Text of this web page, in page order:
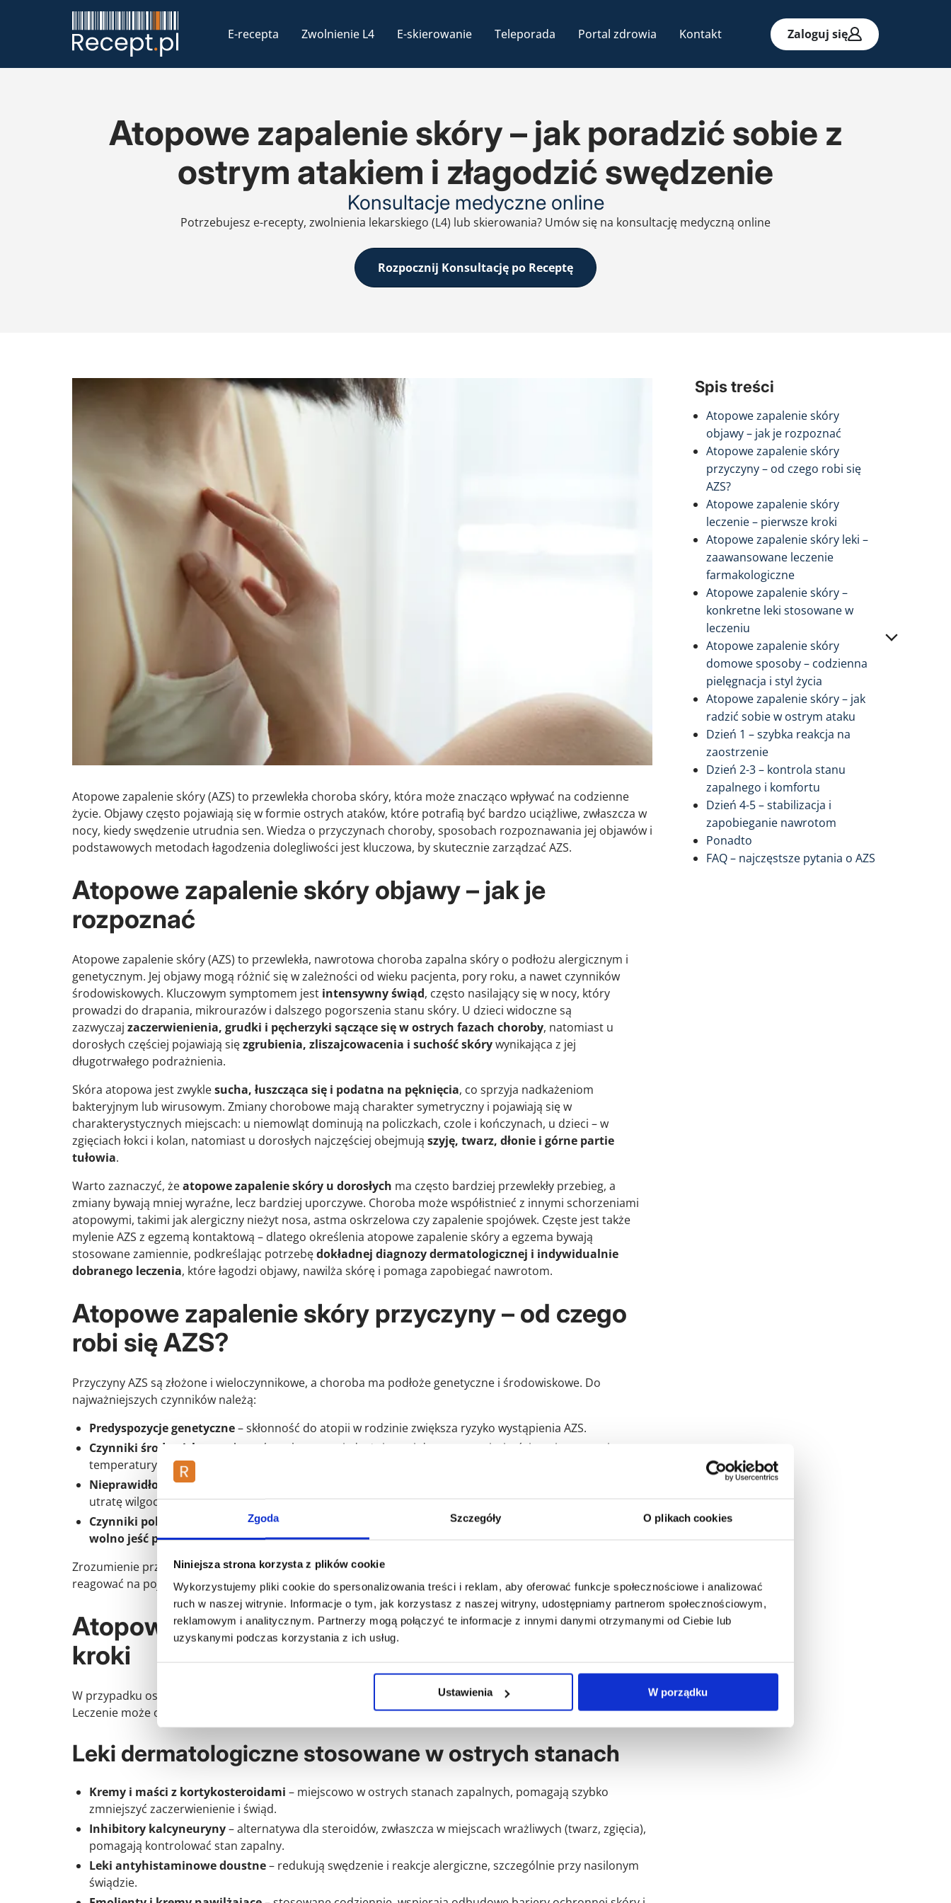
Zgoda Szczegóły O plikach cookies
Niniejsza strona korzysta z plików cookie
Wykorzystujemy pliki cookie do spersonalizowania treści i reklam, aby oferować funkcje społecznościowe i analizować
ruch w naszej witrynie. Informacje o tym, jak korzystasz z naszej witryny, udostępniamy partnerom społecznościowym,
reklamowym i analitycznym. Partnerzy mogą połączyć te informacje z innymi danymi otrzymanymi od Ciebie lub
uzyskanymi podczas korzystania z ich usług.
Ustawienia W porządku
E-recepta Zwolnienie L4 E-skierowanie Teleporada Portal zdrowia Kontakt Zaloguj się
Atopowe zapalenie skóry – jak poradzić sobie z
ostrym atakiem i złagodzić swędzenie
Konsultacje medyczne online
Potrzebujesz e-recepty, zwolnienia lekarskiego (L4) lub skierowania? Umów się na konsultację medyczną online
Rozpocznij Konsultację po Receptę
Spis treści
Atopowe zapalenie skóry
objawy – jak je rozpoznać
Atopowe zapalenie skóry
przyczyny – od czego robi się
AZS?
Atopowe zapalenie skóry
leczenie – pierwsze kroki
Atopowe zapalenie skóry leki –
zaawansowane leczenie
farmakologiczne
Atopowe zapalenie skóry –
konkretne leki stosowane w
leczeniu
Atopowe zapalenie skóry
domowe sposoby – codzienna
pielęgnacja i styl życia
Atopowe zapalenie skóry – jak
radzić sobie w ostrym ataku
Dzień 1 – szybka reakcja na
zaostrzenie
Dzień 2-3 – kontrola stanu
zapalnego i komfortu
Dzień 4-5 – stabilizacja i
zapobieganie nawrotom
Ponadto
FAQ – najczęstsze pytania o AZS
Atopowe zapalenie skóry (AZS) to przewlekła choroba skóry, która może znacząco wpływać na codzienne
życie. Objawy często pojawiają się w formie ostrych ataków, które potrafią być bardzo uciążliwe, zwłaszcza w
nocy, kiedy swędzenie utrudnia sen. Wiedza o przyczynach choroby, sposobach rozpoznawania jej objawów i
podstawowych metodach łagodzenia dolegliwości jest kluczowa, by skutecznie zarządzać AZS.
Atopowe zapalenie skóry objawy – jak je
rozpoznać
Atopowe zapalenie skóry (AZS) to przewlekła, nawrotowa choroba zapalna skóry o podłożu alergicznym i
genetycznym. Jej objawy mogą różnić się w zależności od wieku pacjenta, pory roku, a nawet czynników
środowiskowych. Kluczowym symptomem jest intensywny świąd, często nasilający się w nocy, który
prowadzi do drapania, mikrourazów i dalszego pogorszenia stanu skóry. U dzieci widoczne są
zazwyczaj zaczerwienienia, grudki i pęcherzyki sączące się w ostrych fazach choroby, natomiast u
dorosłych częściej pojawiają sięzgrubienia, zliszajcowacenia i suchość skórywynikająca z jej
długotrwałego podrażnienia.
Skóra atopowa jest zwyklesucha, łuszcząca się i podatna na pęknięcia, co sprzyja nadkażeniom
bakteryjnym lub wirusowym. Zmiany chorobowe mają charakter symetryczny i pojawiają się w
charakterystycznych miejscach: u niemowląt dominują na policzkach, czole i kończynach, u dzieci – w
zgięciach łokci i kolan, natomiast u dorosłych najczęściej obejmują szyję, twarz, dłonie i górne partie
tułowia.
Warto zaznaczyć, żeatopowe zapalenie skóry u dorosłych ma często bardziej przewlekły przebieg, a
zmiany bywają mniej wyraźne, lecz bardziej uporczywe. Choroba może współistnieć z innymi schorzeniami
atopowymi, takimi jak alergiczny nieżyt nosa, astma oskrzelowa czy zapalenie spojówek. Częste jest także
mylenie AZS z egzemą kontaktową – dlatego określenia atopowe zapalenie skóry a egzema bywają
stosowane zamiennie, podkreślając potrzebędokładnej diagnozy dermatologicznej i indywidualnie
dobranego leczenia, które łagodzi objawy, nawilża skórę i pomaga zapobiegać nawrotom.
Atopowe zapalenie skóry przyczyny – od czego
robi się AZS?
Przyczyny AZS są złożone i wieloczynnikowe, a choroba ma podłoże genetyczne i środowiskowe. Do
najważniejszych czynników należą:
Predyspozycje genetyczne– skłonność do atopii w rodzinie zwiększa ryzyko wystąpienia AZS.
Czynniki środowiskowe
– kontakt z alergenami, drażniącymi detergentami, sierścią zwierząt, zmiany
temperatury czy suche powietrze może nasilać objawy.
Nieprawidłowości w funkcjonowaniu skóry
utratę wilgoci i ułatwia wnikanie alergenów.
Czynniki pokarmowe
– niektóre produkty mogą nasilać objawy, dlatego warto wiedzieć,
wolno jeść przy atopowym zapaleniu skóry, np. orzechów, jaj, mleka czy owoców cytrusowych.
Zrozumienie przyczyn choroby pozwala lepiej dobierać metody leczenia i profilaktyki oraz świadomie
reagować na pojawiające się objawy.
Atopowe zapalenie skóry leczenie – pierwsze
kroki
W przypadku ostrego ataku AZS celem jest złagodzenie stanu zapalnego, swędzenia i podrażnienia skóry.
Leczenie może obejmować zarówno leki miejscowe, jak i ogólne.
Leki dermatologiczne stosowane w ostrych stanach
Kremy i maści z kortykosteroidami – miejscowo w ostrych stanach zapalnych, pomagają szybko
zmniejszyć zaczerwienienie i świąd.
Inhibitory kalcyneuryny– alternatywa dla steroidów, zwłaszcza w miejscach wrażliwych (twarz, zgięcia),
pomagają kontrolować stan zapalny.
Leki antyhistaminowe doustne– redukują swędzenie i reakcje alergiczne, szczególnie przy nasilonym
świądzie.